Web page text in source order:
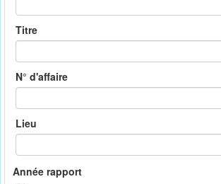
Titre
N° d'affaire
Lieu